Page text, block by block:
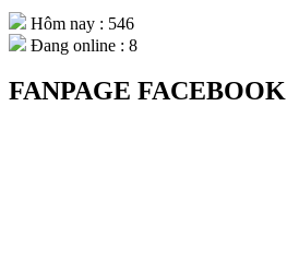
Hôm nay : 546
Đang online : 8
FANPAGE FACEBOOK